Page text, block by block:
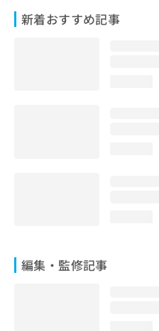
新着おすすめ記事
編集・監修記事
問